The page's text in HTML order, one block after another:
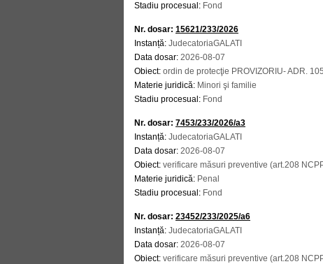
Stadiu procesual: Fond
Nr. dosar: 15621/233/2026
Instanță: JudecatoriaGALATI
Data dosar: 2026-08-07
Obiect: ordin de protecţie PROVIZORIU- ADR.
Materie juridică: Minori şi familie
Stadiu procesual: Fond
Nr. dosar: 7453/233/2026/a3
Instanță: JudecatoriaGALATI
Data dosar: 2026-08-07
Obiect: verificare măsuri preventive (art.208
Materie juridică: Penal
Stadiu procesual: Fond
Nr. dosar: 23452/233/2025/a6
Instanță: JudecatoriaGALATI
Data dosar: 2026-08-07
Obiect: verificare măsuri preventive (art.208